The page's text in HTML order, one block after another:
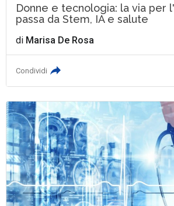
Donne e tecnologia: la via per
passa da Stem, IA e salute
di Marisa De Rosa
Condividi